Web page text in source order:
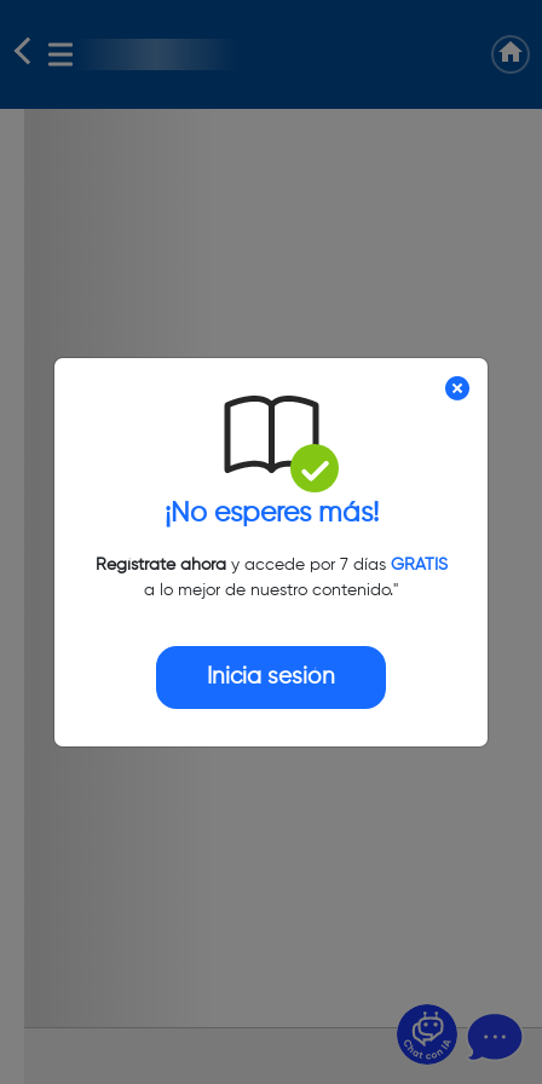
¡No esperes más!
Regístrate ahoray accede por 7 días GRATIS
a lo mejor de nuestro contenido."
Inicia sesión